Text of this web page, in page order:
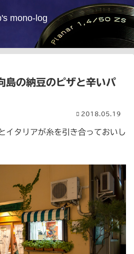
mono-log
島の納豆のピザと辛いパ
2018.05.19
イタリアが糸を引き合っておいし